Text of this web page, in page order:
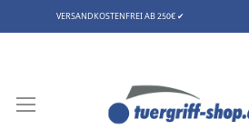
VERSANDKOSTENFREI AB 250€ ✔
springen